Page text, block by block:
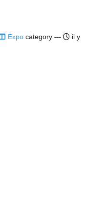
Expo category —
il y